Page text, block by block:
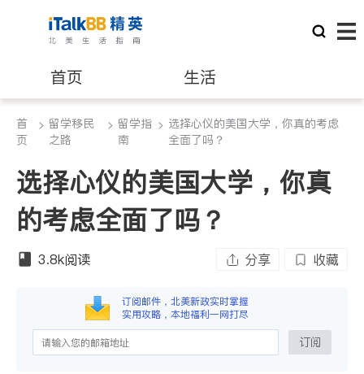
首页 生活
医生 律师
保险理财 房地产租售
建筑装修 教育
首
页
> 留学移民
之路
> 留学指
南
> 选择心仪的美国大学，你真的考虑
全面了吗？
选择心仪的美国大学，你真
的考虑全面了吗？
3.8k阅读 分享 收藏
订阅邮件，北美新政实时掌握
实用攻略，本地福利一网打尽
订阅